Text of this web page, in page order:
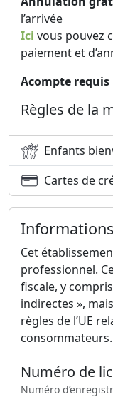
l’arrivée
Ici vous pouvez
paiement et
Acompte
Règles de la
Enfants
Cartes de
Cet
professionnel.
fiscale, y
indirectes »,
règles de l’UE
consommateurs.
Numéro de
Numéro